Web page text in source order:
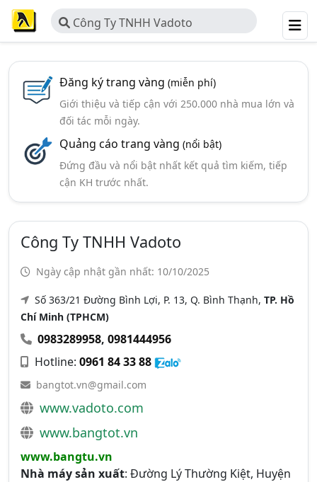
Công Ty TNHH Vadoto
Đăng ký trang vàng (miễn phí)
Giới thiệu và tiếp cận với 250.000 nhà mua lớn và
đối tác mỗi ngày.
Quảng cáo trang vàng (nổi bật)
Đứng đầu và nổi bật nhất kết quả tìm kiếm, tiếp
cận KH trước nhất.
Công Ty TNHH Vadoto
Ngày cập nhật gần nhất: 10/10/2025
Số 363/21 Đường Bình Lợi, P. 13, Q. Bình Thạnh, TP. Hồ
Chí Minh (TPHCM)
0983289958, 0981444956
Hotline: 0961 84 33 88
bangtot.vn@gmail.com
www.vadoto.com
www.bangtot.vn
www.bangtu.vn
Nhà máy sản xuất: Đường Lý Thường Kiệt, Huyện